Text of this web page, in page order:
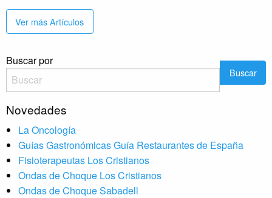
Ver más Artículos
Buscar por
Novedades
La Oncología
Guías Gastronómicas Guía Restaurantes de España
Fisioterapeutas Los Cristianos
Ondas de Choque Los Cristianos
Ondas de Choque Sabadell